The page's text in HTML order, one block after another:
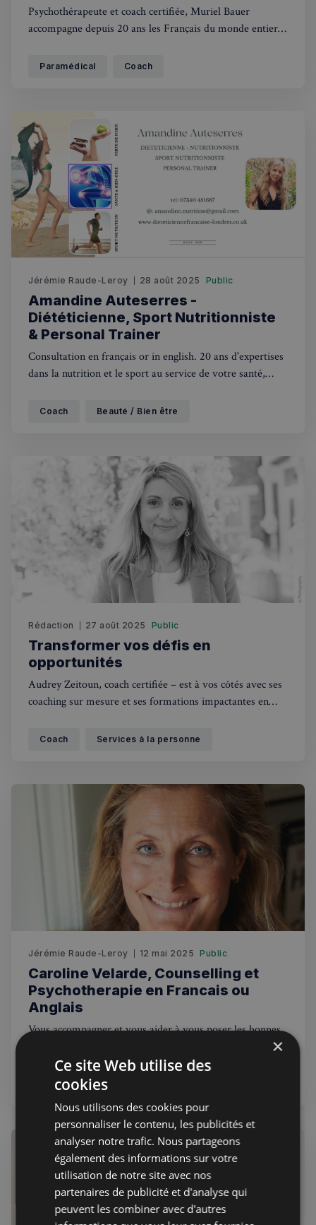
Psychothérapeute et coach certifiée, Muriel Bauer
accompagne depuis 20 ans les Français du monde entier.
psychothérapie aux outils du coaching pour faciliter
Paramédical Coach
Jérémie Raude-Leroy 28 août 2025 Public
Amandine Auteserres -
Diététicienne, Sport Nutritionniste
& Personal Trainer
Consultation en français or in english. 20 ans d'expertises
dans la nutrition et le sport au service de votre santé,
une prise en charge diététique et/ou sportive, sérieuse et
Coach Beauté / Bien être
Rédaction 27 août 2025 Public
Transformer vos défis en
opportunités
Audrey Zeitoun, coach certifiée – est à vos côtés avec ses
coaching sur mesure et ses formations impactantes en
Coach Services à la personne
Jérémie Raude-Leroy 12 mai 2025 Public
Caroline Velarde, Counselling et
Psychotherapie en Francais ou
Anglais
Vous accompagner et vous aider à vous poser les bonnes
Santé Coach
×
Ce site Web utilise des
cookies
Nous utilisons des cookies pour
personnaliser le contenu, les publicités et
analyser notre trafic. Nous partageons
également des informations sur votre
utilisation de notre site avec nos
partenaires de publicité et d'analyse qui
peuvent les combiner avec d'autres